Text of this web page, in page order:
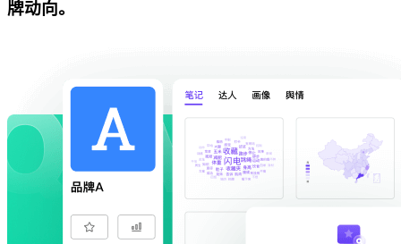
牌动向。